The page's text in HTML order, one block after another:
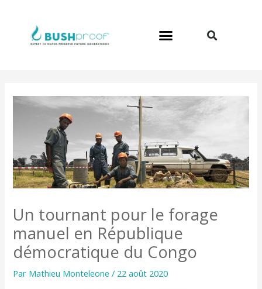
contenu
Un tournant pour le forage
manuel en République
démocratique du Congo
Par Mathieu Monteleone/ 22 août 2020